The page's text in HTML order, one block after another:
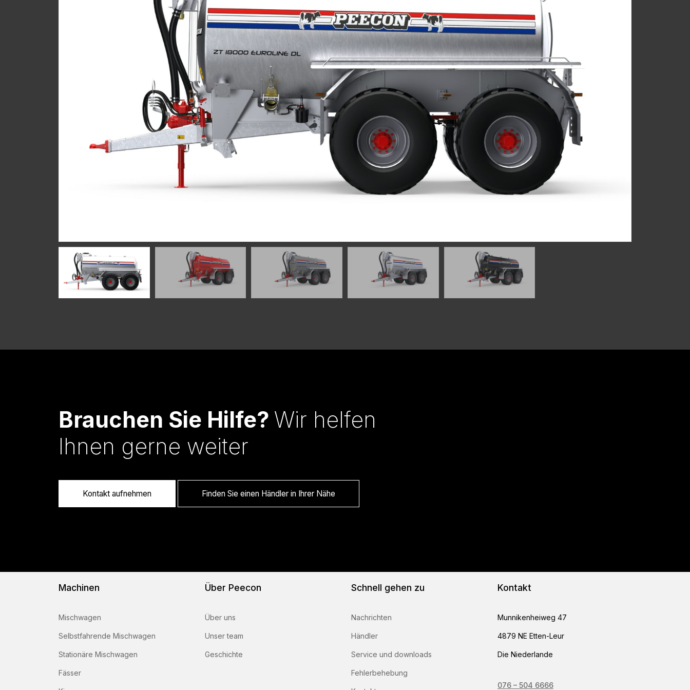
Brauchen Sie Hilfe? Wir helfen
Ihnen gerne weiter
Kontakt aufnehmen Finden Sie einen Händler in Ihrer Nähe
Machinen
Mischwagen
Selbstfahrende Mischwagen
Stationäre Mischwagen
Fässer
Über Peecon
Über uns
Unser team
Geschichte
Schnell gehen zu
Nachrichten
Händler
Service und downloads
Fehlerbehebung
Kontakt
Munnikenheiweg 47
4879 NE Etten-Leur
Die Niederlande
076 – 504 6666